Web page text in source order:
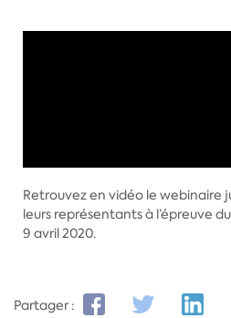
Retrouvez en vidéo le webinaire
leurs représentants à l’épreuve
9 avril 2020.
Partager :